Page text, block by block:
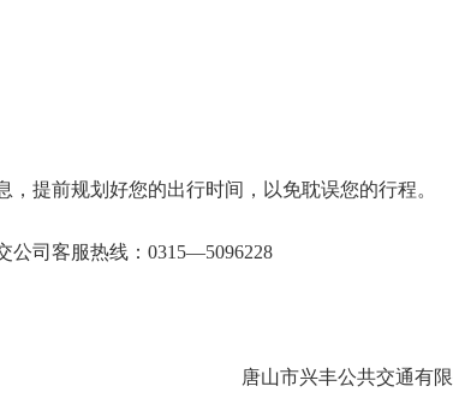
提前规划好您的出行时间，以免耽误您的行程。
公司客服热线：0315—5096228
唐山市兴丰公共交通有